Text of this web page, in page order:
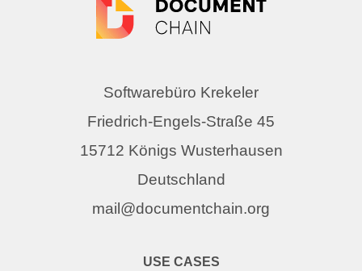
Softwarebüro Krekeler
Friedrich-Engels-Straße 45
15712 Königs Wusterhausen
Deutschland
mail@documentchain.org
USE CASES